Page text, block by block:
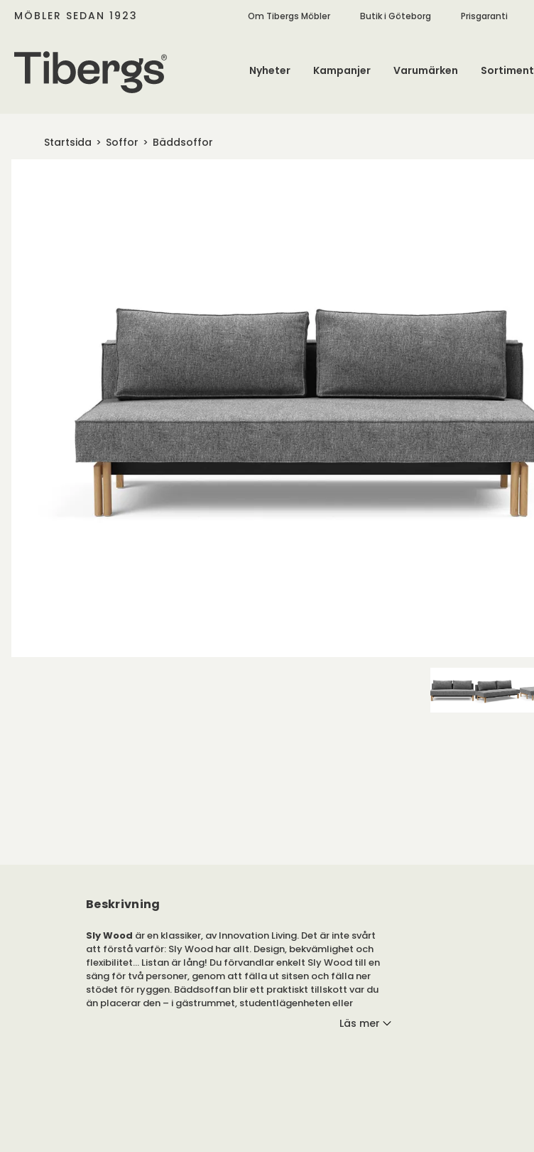
MÖBLER SEDAN 1923 Om Tibergs Möbler Butik i Göteborg Prisgaranti
Nyheter Kampanjer Varumärken Sortiment
Startsida Soffor Bäddsoffor
Beskrivning
Sly Wood är en klassiker, av Innovation Living. Det är inte svårt
att förstå varför: Sly Wood har allt. Design, bekvämlighet och
flexibilitet... Listan är lång! Du förvandlar enkelt Sly Wood till en
säng för två personer, genom att fälla ut sitsen och fälla ner
stödet för ryggen. Bäddsoffan blir ett praktiskt tillskott var du
än placerar den – i gästrummet, studentlägenheten eller
sommarhuset. Du kan välja bland ett brett utbud av tyger, för
Läs mer